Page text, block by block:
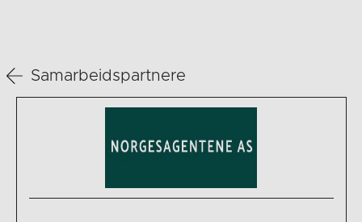
Samarbeidspartnere